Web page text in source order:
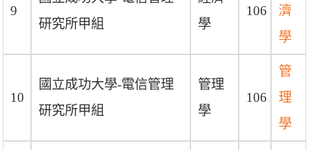
9
研究所甲組
學
106
濟
學
10
國立成功大學-電信管理
研究所甲組
管理
學
106
管
理
學